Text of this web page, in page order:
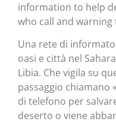
information to help
who call and
Una rete di
oasi e città nel
Libia. Che vigila su
passaggio chiamano
di telefono per
deserto o viene